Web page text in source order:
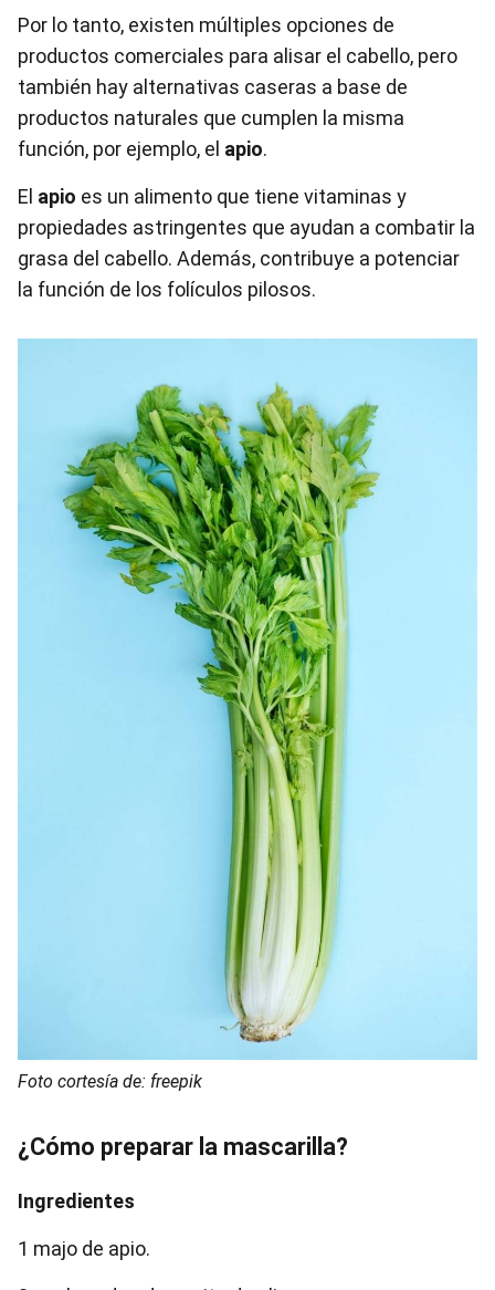
Por lo tanto, existen múltiples opciones de
productos comerciales para alisar el cabello, pero
también hay alternativas caseras a base de
productos naturales que cumplen la misma
función, por ejemplo, el apio.
El apio es un alimento que tiene vitaminas y
propiedades astringentes que ayudan a combatir la
grasa del cabello. Además, contribuye a potenciar
la función de los folículos pilosos.
Foto cortesía de: freepik
¿Cómo preparar la mascarilla?
Ingredientes
1 majo de apio.